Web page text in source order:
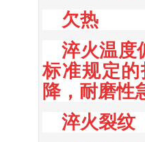
欠热
淬火温度
标准规定
降，耐磨性
淬火裂纹